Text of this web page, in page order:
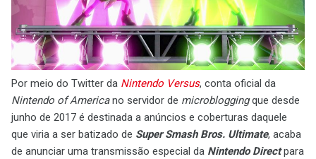
Por meio do Twitter da Nintendo Versus, conta oficial da
Nintendo of Americano servidor de microbloggingque desde
junho de 2017 é destinada a anúncios e coberturas daquele
que viria a ser batizado de Super Smash Bros. Ultimate, acaba
de anunciar uma transmissão especial da Nintendo Directpara